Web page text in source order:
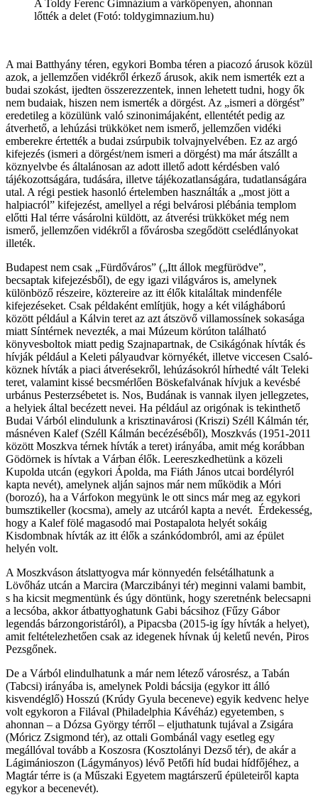
A Toldy Ferenc Gimnázium a várköpenyen, ahonnan
lőtték a delet (Fotó: toldygimnazium.hu)
A mai Batthyány téren, egykori Bomba téren a piacozó árusok közül
azok, a jellemzően vidékről érkező árusok, akik nem ismerték ezt a
budai szokást, ijedten összerezzentek, innen lehetett tudni, hogy ők
nem budaiak, hiszen nem ismerték a dörgést. Az „ismeri a dörgést”
eredetileg a közülünk való szinonimájaként, ellentétét pedig az
átverhető, a lehúzási trükköket nem ismerő, jellemzően vidéki
emberekre értették a budai zsúrpubik tolvajnyelvében. Ez az argó
kifejezés (ismeri a dörgést/nem ismeri a dörgést) ma már átszállt a
köznyelvbe és általánosan az adott illető adott kérdésben való
tájékozottságára, tudására, illetve tájékozatlanságára, tudatlanságára
utal. A régi pestiek hasonló értelemben használták a „most jött a
halpiacról” kifejezést, amellyel a régi belvárosi plébánia templom
előtti Hal térre vásárolni küldött, az átverési trükköket még nem
ismerő, jellemzően vidékről a fővárosba szegődött cselédlányokat
illeték.
Budapest nem csak „Fürdőváros” („Itt állok megfürödve”,
becsaptak kifejezésből), de egy igazi világváros is, amelynek
különböző részeire, köztereire az itt élők kitaláltak mindenféle
kifejezéseket. Csak példaként említjük, hogy a két világháború
között például a Kálvin teret az azt átszövő villamossínek sokasága
miatt Síntérnek nevezték, a mai Múzeum körúton található
könyvesboltok miatt pedig Szajnapartnak, de Csikágónak hívták és
hívják például a Keleti pályaudvar környékét, illetve viccesen Csaló-
köznek hívták a piaci átverésekről, lehúzásokról hírhedté vált Teleki
teret, valamint kissé becsmérlően Böskefalvának hívjuk a kevésbé
urbánus Pesterzsébetet is. Nos, Budának is vannak ilyen jellegzetes,
a helyiek által becézett nevei. Ha például az origónak is tekinthető
Budai Várból elindulunk a krisztinavárosi (Kriszi) Széll Kálmán tér,
másnéven Kalef (Széll Kálmán becézéséből), Moszkvás (1951-2011
között Moszkva térnek hívták a teret) irányába, amit még korábban
Gödörnek is hívtak a Várban élők. Leereszkedhetünk a közeli
Kupolda utcán (egykori Ápolda, ma Fiáth János utcai bordélyról
kapta nevét), amelynek alján sajnos már nem működik a Móri
(borozó), ha a Várfokon megyünk le ott sincs már meg az egykori
bumsztikeller (kocsma), amely az utcáról kapta a nevét. Érdekesség,
hogy a Kalef fölé magasodó mai Postapalota helyét sokáig
Kisdombnak hívták az itt élők a szánkódombról, ami az épület
helyén volt.
A Moszkváson átslattyogva már könnyedén felsétálhatunk a
Lövőház utcán a Marcira (Marczibányi tér) meginni valami bambit,
s ha kicsit megmentünk és úgy döntünk, hogy szeretnénk belecsapni
a lecsóba, akkor átbattyoghatunk Gabi bácsihoz (Fűzy Gábor
legendás bárzongoristáról), a Pipacsba (2015-ig így hívták a helyet),
amit feltételezhetően csak az idegenek hívnak új keletű nevén, Piros
Pezsgőnek.
De a Várból elindulhatunk a már nem létező városrész, a Tabán
(Tabcsi) irányába is, amelynek Poldi bácsija (egykor itt álló
kisvendéglő) Hosszú (Krúdy Gyula beceneve) egyik kedvenc helye
volt egykoron a Filával (Philadelphia Kávéház) egyetemben, s
ahonnan – a Dózsa György térről – eljuthatunk tujával a Zsigára
(Móricz Zsigmond tér), az ottali Gombánál vagy esetleg egy
megállóval tovább a Koszosra (Kosztolányi Dezső tér), de akár a
Lágimánioszon (Lágymányos) lévő Petőfi híd budai hídfőjéhez, a
Magtár térre is (a Műszaki Egyetem magtárszerű épületeiről kapta
egykor a becenevét).